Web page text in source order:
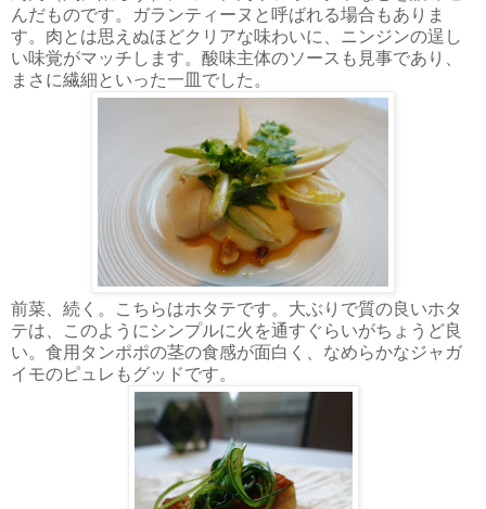
んだものです。ガランティーヌと呼ばれる場合もありま
す。肉とは思えぬほどクリアな味わいに、ニンジンの逞し
い味覚がマッチします。酸味主体のソースも見事であり、
まさに繊細といった一皿でした。
前菜、続く。こちらはホタテです。大ぶりで質の良いホタ
テは、このようにシンプルに火を通すぐらいがちょうど良
い。食用タンポポの茎の食感が面白く、なめらかなジャガ
イモのピュレもグッドです。